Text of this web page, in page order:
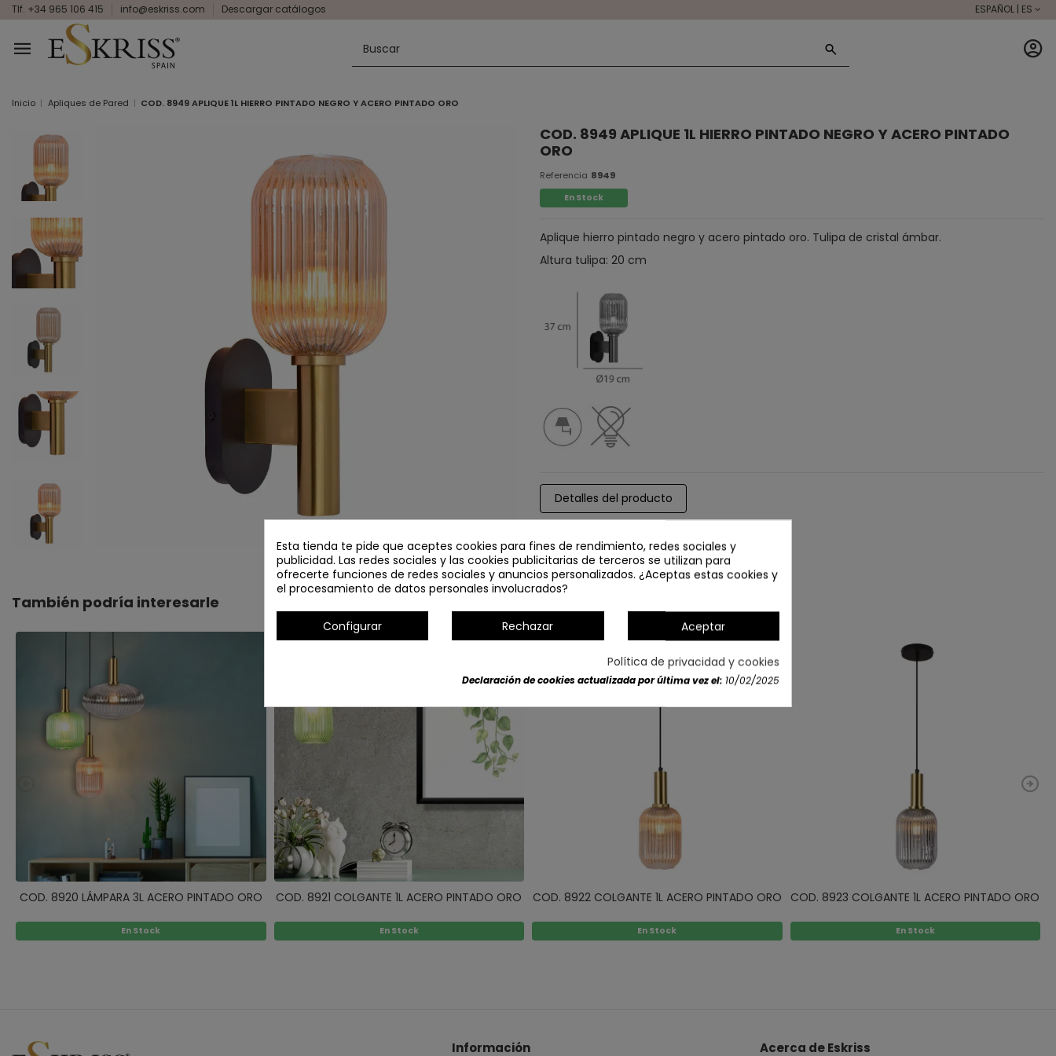
Tlf. +34 965 106 415 info@eskriss.com Descargar catálogos ESPAÑOL | ES
Inicio Apliques de Pared COD. 8949 APLIQUE 1L HIERRO PINTADO NEGRO Y ACERO PINTADO ORO
COD. 8949 APLIQUE 1L HIERRO PINTADO NEGRO Y ACERO PINTADO
ORO
Referencia 8949
En Stock
Aplique hierro pintado negro y acero pintado oro. Tulipa de cristal ámbar.
Altura tulipa: 20 cm
Detalles del producto
También podría interesarle
COD. 8920 LÁMPARA 3L ACERO PINTADO ORO
En Stock
COD. 8921 COLGANTE 1L ACERO PINTADO ORO
En Stock
COD. 8922 COLGANTE 1L ACERO PINTADO ORO
En Stock
COD. 8923 COLGANTE 1L ACERO PINTADO ORO
En Stock
Información Acerca de Eskriss
Esta tienda te pide que aceptes cookies para fines de rendimiento, redes sociales y
publicidad. Las redes sociales y las cookies publicitarias de terceros se utilizan para
ofrecerte funciones de redes sociales y anuncios personalizados. ¿Aceptas estas cookies y
el procesamiento de datos personales involucrados?
Configurar Rechazar Aceptar
Política de privacidad y cookies
Declaración de cookies actualizada por última vez el: 10/02/2025